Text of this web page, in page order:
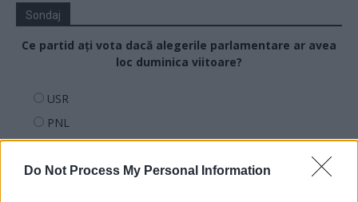
Do Not Process My Personal Information
Sondaj
Ce partid ați vota dacă alegerile parlamentare ar avea
loc duminica viitoare?
USR
PNL
PSD
AUR